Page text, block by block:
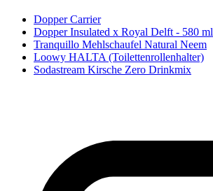
Dopper Carrier
Dopper Insulated x Royal Delft - 580 ml
Tranquillo Mehlschaufel Natural Neem
Loowy HALTA (Toilettenrollenhalter)
Sodastream Kirsche Zero Drinkmix